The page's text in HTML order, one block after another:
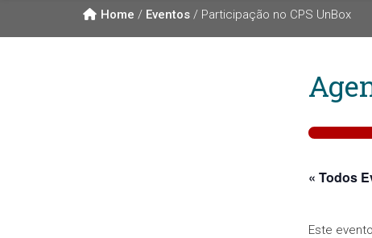
Home / Eventos / Participação no CPS UnBox
« Todos
Este